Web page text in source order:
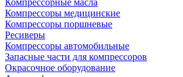
Компрессорные масла
Компрессоры медицинские
Компрессоры поршневые
Ресиверы
Компрессоры автомобильные
Запасные части для компрессоров
Окрасочное оборудование